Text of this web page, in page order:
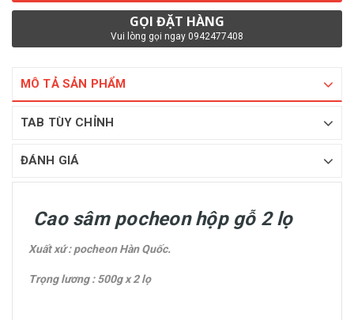
GỌI ĐẶT HÀNG
Vui lòng gọi ngay 0942477408
MÔ TẢ SẢN PHẨM
TAB TÙY CHỈNH
ĐÁNH GIÁ
Cao sâm pocheon hộp gỗ 2 lọ
Xuất xứ : pocheon Hàn Quốc.
Trọng lương : 500g x 2 lọ